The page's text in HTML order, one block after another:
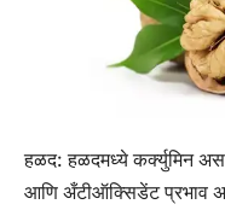
हळद:हळदमध्ये कर्क्युमिन
आणि अँटीऑक्सिडेंट प्रभाव